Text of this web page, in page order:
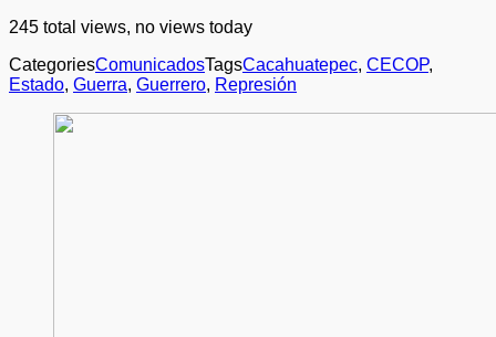
245 total views, no views today
CategoriesComunicadosTagsCacahuatepec, CECOP,
Estado, Guerra, Guerrero, Represión